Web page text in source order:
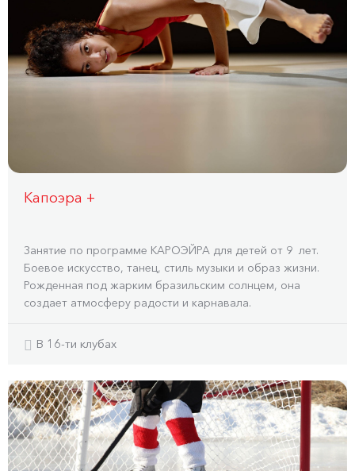
Капоэра +
Занятие по программе КАРОЭЙРА для детей от 9 лет.
Боевое искусство, танец, стиль музыки и образ жизни.
Рожденная под жарким бразильским солнцем, она
создает атмосферу радости и карнавала.
В 16-ти клубах